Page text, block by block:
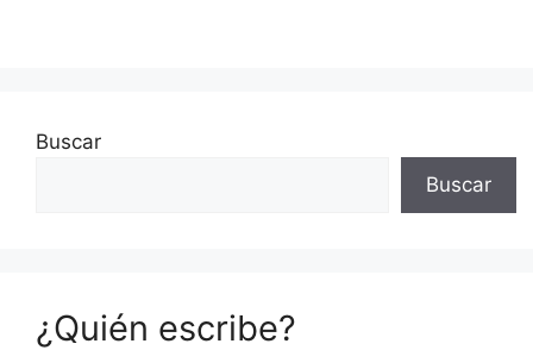
Buscar
Buscar
¿Quién escribe?